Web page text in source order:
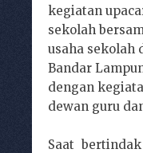
kegiatan
sekolah
usaha sekolah
Bandar
dengan
dewan guru
Saat